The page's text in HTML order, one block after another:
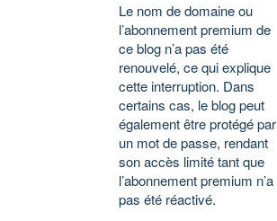
Le nom de domaine ou
l’abonnement premium de
ce blog n’a pas été
renouvelé, ce qui explique
cette interruption. Dans
certains cas, le blog peut
également être protégé par
un mot de passe, rendant
son accès limité tant que
l’abonnement premium n’a
pas été réactivé.